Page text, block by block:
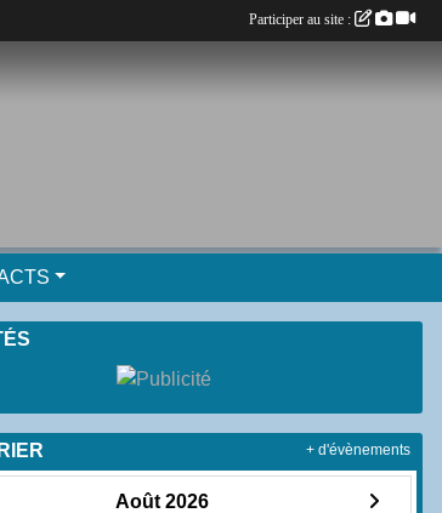
Août 2026
+ d'évènements
Participer au site :